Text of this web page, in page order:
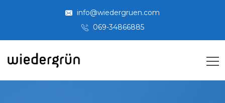
info@wiedergruen.com
069-34866885